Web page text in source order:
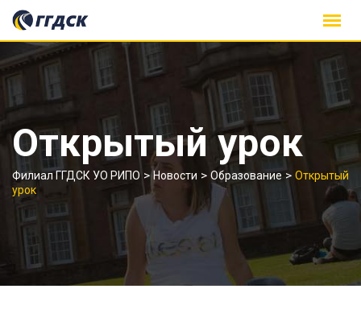
Skip
content
Открытый урок
Филиал ГГДСК УО РИПО > Новости > Образование> Открытый
урок